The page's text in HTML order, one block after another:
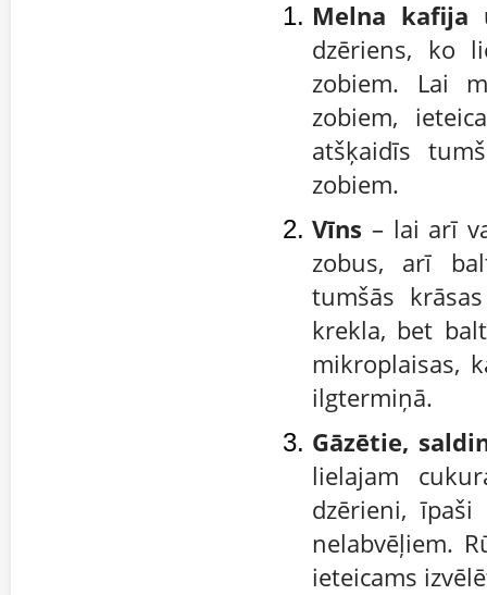
Melna kafija
dzēriens, ko
zobiem. Lai
zobiem,
atšķaidīs
zobiem.
Vīns – lai arī
zobus, arī
tumšās
krekla, bet
mikroplaisas,
ilgtermiņā.
Gāzētie,
lielajam
dzērieni,
nelabvēļiem.
ieteicams